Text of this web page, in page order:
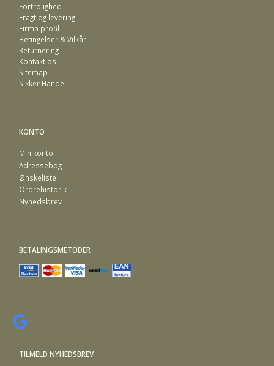
Fortrolighed
Fragt og levering
Firma profil
Betingelser & Vilkår
Returnering
Kontakt os
Sitemap
Sikker Handel
KONTO
Min konto
Adressebog
Ønskeliste
Ordrehistorik
Nyhedsbrev
BETALINGSMETODER
TILMELD NYHEDSBREV